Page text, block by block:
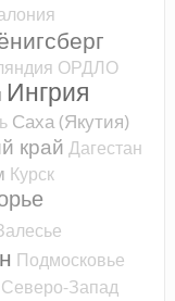
ОРДЛО
Ингрия
Саха (Якутия)
край Дагестан
Курск
Подмосковье
Северо-Запад